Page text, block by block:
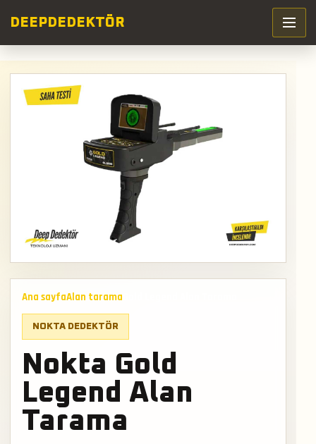
DEEP DEDEKTÖR
Ana sayfaAlan tarama
NOKTA DEDEKTÖR
Nokta Gold
Legend Alan
Tarama